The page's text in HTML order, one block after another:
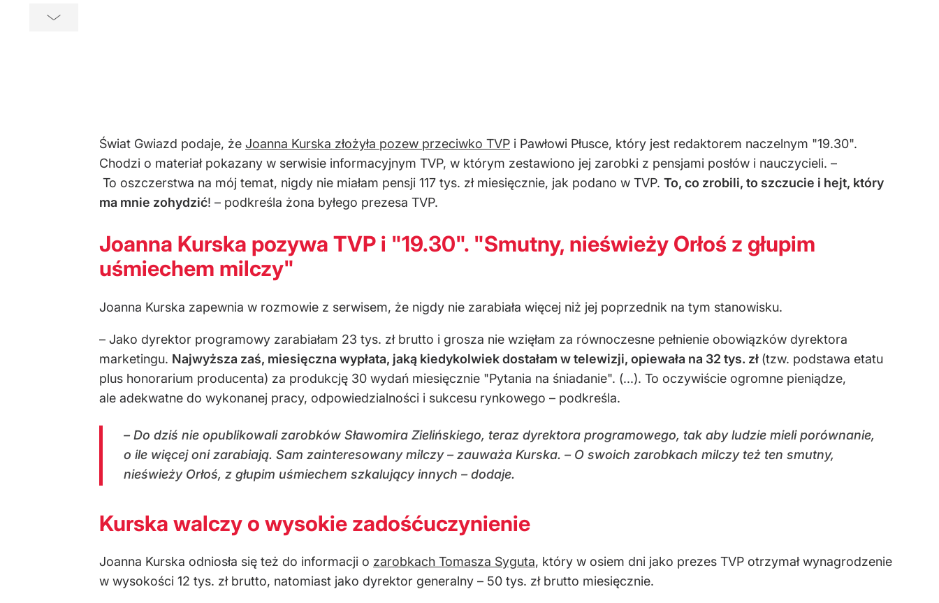
Świat Gwiazd podaje, że Joanna Kurska złożyła pozew przeciwko TVP i Pawłowi Płusce, który jest redaktorem naczelnym "19.30".
Chodzi o materiał pokazany w serwisie informacyjnym TVP, w którym zestawiono jej zarobki z pensjami posłów i nauczycieli. –
To oszczerstwa na mój temat, nigdy nie miałam pensji 117 tys. zł miesięcznie, jak podano w TVP. To, co zrobili, to szczucie i hejt, który
ma mnie zohydzić! – podkreśla żona byłego prezesa TVP.
Joanna Kurska pozywa TVP i "19.30". "Smutny, nieświeży Orłoś z głupim
uśmiechem milczy"
Joanna Kurska zapewnia w rozmowie z serwisem, że nigdy nie zarabiała więcej niż jej poprzednik na tym stanowisku.
– Jako dyrektor programowy zarabiałam 23 tys. zł brutto i grosza nie wzięłam za równoczesne pełnienie obowiązków dyrektora
marketingu. Najwyższa zaś, miesięczna wypłata, jaką kiedykolwiek dostałam w telewizji, opiewała na 32 tys. zł (tzw. podstawa etatu
plus honorarium producenta) za produkcję 30 wydań miesięcznie "Pytania na śniadanie". (...). To oczywiście ogromne pieniądze,
ale adekwatne do wykonanej pracy, odpowiedzialności i sukcesu rynkowego – podkreśla.
– Do dziś nie opublikowali zarobków Sławomira Zielińskiego, teraz dyrektora programowego, tak aby ludzie mieli porównanie,
o ile więcej oni zarabiają. Sam zainteresowany milczy – zauważa Kurska. – O swoich zarobkach milczy też ten smutny,
nieświeży Orłoś, z głupim uśmiechem szkalujący innych – dodaje.
Kurska walczy o wysokie zadośćuczynienie
Joanna Kurska odniosła się też do informacji o zarobkach Tomasza Syguta, który w osiem dni jako prezes TVP otrzymał wynagrodzenie
w wysokości 12 tys. zł brutto, natomiast jako dyrektor generalny – 50 tys. zł brutto miesięcznie.